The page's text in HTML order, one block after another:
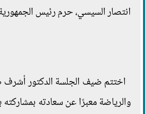
انتصار السيسي، حرم رئيس
اختتم ضيف الجلسة الدكتور
والرياضة معبرًا عن سعادته بمشاركته